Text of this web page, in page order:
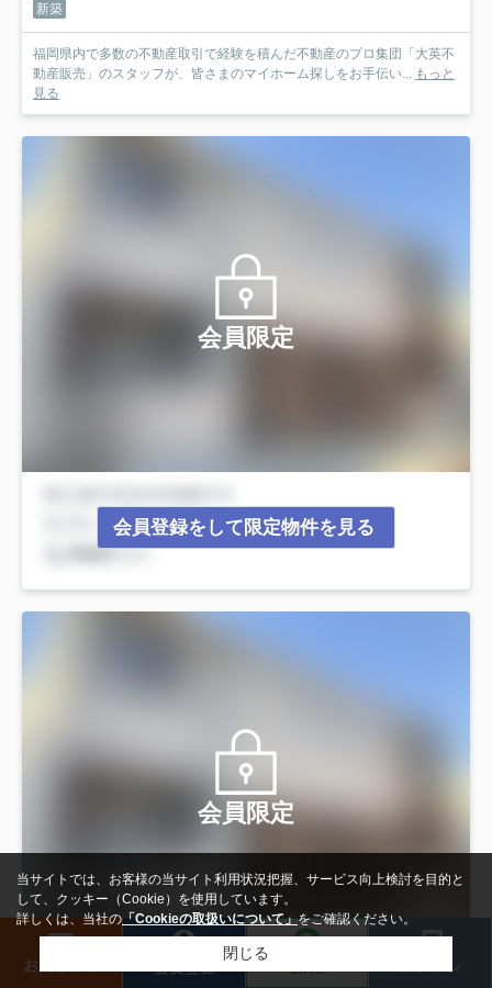
新築
福岡県内で多数の不動産取引で経験を積んだ不動産のプロ集団「大英不
動産販売」のスタッフが、皆さまのマイホーム探しをお手伝い... もっと
見る
会員限定
会員登録をして限定物件を見る
会員限定
お問合わせ 会員登録 LINE ログイン
当サイトでは、お客様の当サイト利用状況把握、サービス向上検討を目的と
して、クッキー（Cookie）を使用しています。
詳しくは、当社の 「Cookieの取扱いについて」をご確認ください。
閉じる